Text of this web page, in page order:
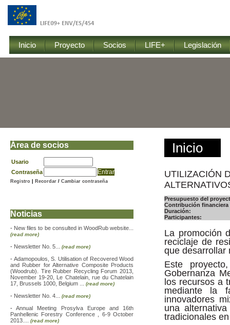
Inicio Proyecto Socios LIFE+ Legislación
Inicio
UTILIZACIÓN
Presupuesto del
Contribución financiera
Duración:
Participantes:
La promoción
reciclaje de
que desarrollar
Este
Gobernanza
los recursos a
mediante la
innovadores
una
tradicionales
Área de socios
Usario
Contraseña
Registro Recordar / Cambiar contraseña
Noticias
- New files to be consulted in WoodRub website...
(read more)
- Newsletter No. 5... (read more)
- Adamopoulos, S. Utilisation of Recovered Wood
and Rubber for Alternative Composite Products
(Woodrub). Tire Rubber Recycling Forum 2013,
November 19-20, Le Chatelain, rue du Chatelain
17, Brussels 1000, Belgium ... (read more)
- Newsletter No. 4... (read more)
-Annual Meeting Prosylva Europe and 16th
Panhellenic Forestry Conference , 6-9 October
2013.... (read more)